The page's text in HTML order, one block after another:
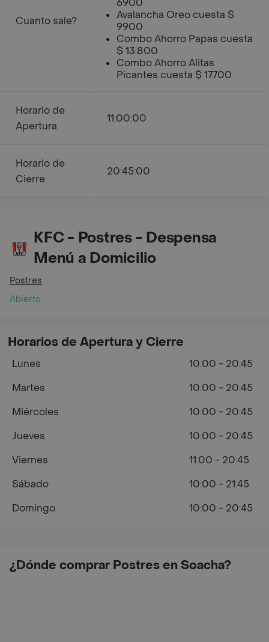
Cuanto sale?
6900
Avalancha Oreo cuesta $
9900
Combo Ahorro Papas cuesta
$ 13.800
Combo Ahorro Alitas
Picantes cuesta $ 17.700
Horario de
Apertura
11:00:00
Horario de
Cierre
20:45:00
KFC - Postres - Despensa
Menú a Domicilio
Postres
Abierto
¿Dónde comprar Postres en Soacha?
Horarios de Apertura y Cierre
Lunes
10:00 - 20:45
Martes
10:00 - 20:45
Miércoles
10:00 - 20:45
Jueves
10:00 - 20:45
Viernes
11:00 - 20:45
Sábado
10:00 - 21:45
Domingo
10:00 - 20:45